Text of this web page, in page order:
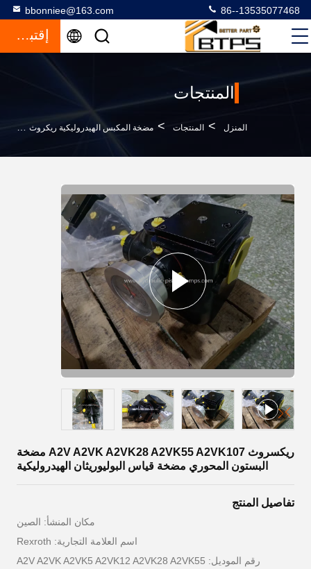
bbonniee@163.com 86--13535077468
إقتباس
المنتجات
المنزل > المنتجات > مضخة المكبس الهيدروليكية ريكروث >
ريكسروث A2V A2VK A2VK28 A2VK55 A2VK107 مضخة
البستون المحوري مضخة قياس البوليوريثان الهيدروليكية
تفاصيل المنتج
مكان المنشأ: الصين
اسم العلامة التجارية: Rexroth
رقم الموديل: A2V A2VK A2VK5 A2VK12 A2VK28 A2VK55